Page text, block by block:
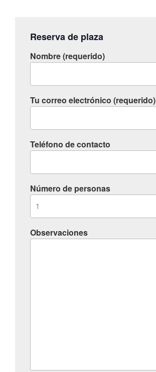
Reserva de plaza
Nombre (requerido)
Tu correo electrónico (requerido)
Teléfono de contacto
Número de personas
Observaciones